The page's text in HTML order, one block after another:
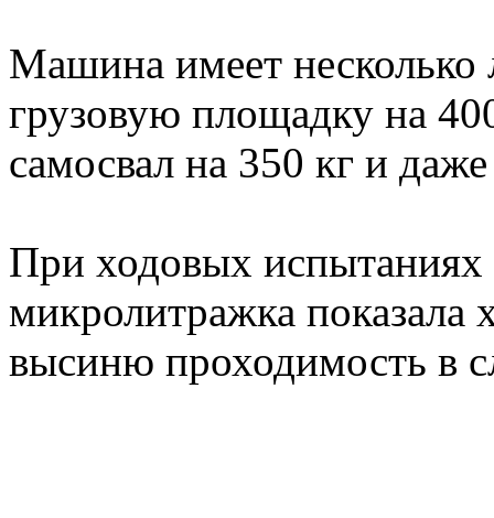
Машина имеет несколько
грузовую площадку на
самосвал на 350 кг и
При ходовых испытаниях
микролитражка показала
высиню проходимость в